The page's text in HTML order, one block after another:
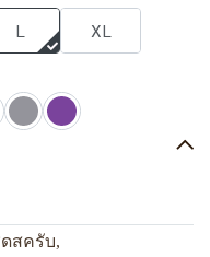
L XL
สครับ,